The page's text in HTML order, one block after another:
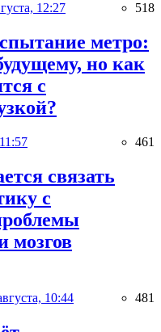
12:27 518
метро:
но как
с
461
связать
с
мозгов
10:44 481